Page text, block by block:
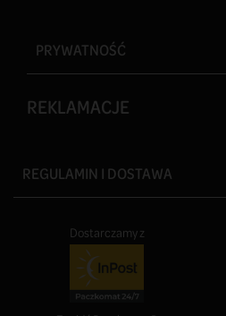
PRYWATNOŚĆ
REKLAMACJE
REGULAMIN I DOSTAWA
Dostarczamy z